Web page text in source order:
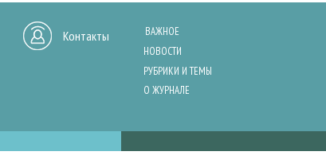
Контакты
ВАЖНОЕ
НОВОСТИ
РУБРИКИ И ТЕМЫ
О ЖУРНАЛЕ